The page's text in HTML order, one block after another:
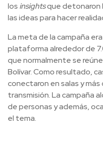
los insightsque detonaron
las ideas para hacer
La meta de la campaña
plataforma alrededor de
que normalmente se
Bolívar. Como resultado,
conectaron en salas y
transmisión. La campaña
de personas y además,
el tema.